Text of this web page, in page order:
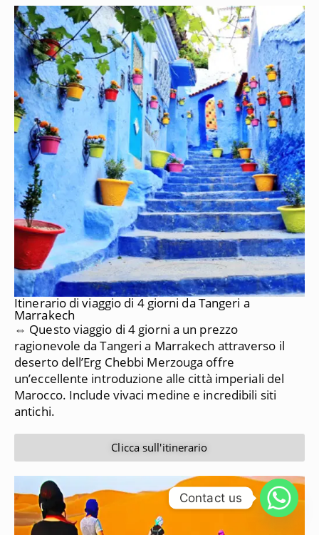
Itinerario di viaggio di 4 giorni da Tangeri a
Marrakech
⇔ Questo viaggio di 4 giorni a un prezzo
ragionevole da Tangeri a Marrakech attraverso il
deserto dell’Erg Chebbi Merzouga offre
un’eccellente introduzione alle città imperiali del
Marocco. Include vivaci medine e incredibili siti
antichi.
Clicca sull'itinerario
Contact us